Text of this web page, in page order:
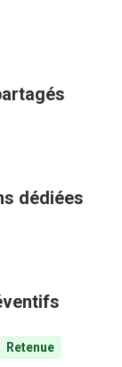
dédiées
Retenue